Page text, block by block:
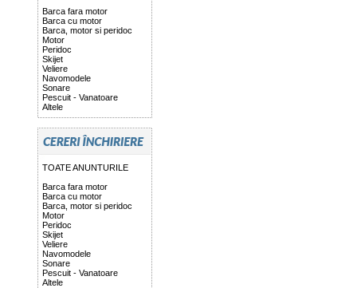
Barca fara motor
Barca cu motor
Barca, motor si peridoc
Motor
Peridoc
Skijet
Veliere
Navomodele
Sonare
Pescuit - Vanatoare
Altele
TOATE ANUNTURILE
Barca fara motor
Barca cu motor
Barca, motor si peridoc
Motor
Peridoc
Skijet
Veliere
Navomodele
Sonare
Pescuit - Vanatoare
Altele